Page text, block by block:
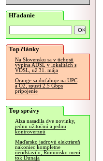
Hľadanie
Top články
Na Slovensku sa v tichosti
vypína ADSL v lokalitách s
VDSL, už 31. mája
Orange sa doťahuje na UPC
a O2, spustí 2.5 Gbps
pripojenie
Top správy
Alza nasadila dve novinky,
jednu užitočnú a jednu
kontroverznú
Maďarsko jadrovú elektráreň
nakoniec kompletne
neodstavilo, Rumunsko mení
tok Dunaja